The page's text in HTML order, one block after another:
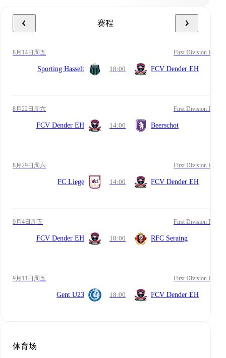
赛程
8月14日周五 First Division B
Sporting Hasselt 18:00 FCV Dender EH
8月22日周六 First Division B
FCV Dender EH 14:00 Beerschot
8月29日周六 First Division B
FC Liege 14:00 FCV Dender EH
9月4日周五 First Division B
FCV Dender EH 18:00 RFC Seraing
9月11日周五 First Division B
Gent U23 18:00 FCV Dender EH
体育场